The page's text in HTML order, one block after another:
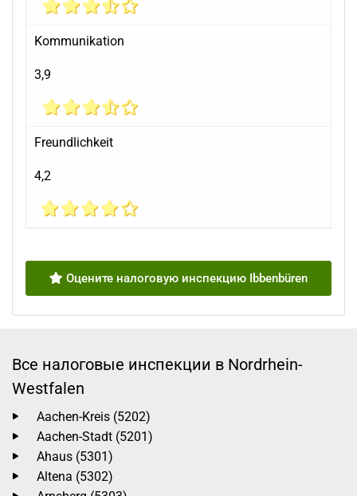
Kommunikation
3,9
Freundlichkeit
4,2
Оцените налоговую инспекцию Ibbenbüren
Все налоговые инспекции в Nordrhein-
Westfalen
Aachen-Kreis (5202)
Aachen-Stadt (5201)
Ahaus (5301)
Altena (5302)